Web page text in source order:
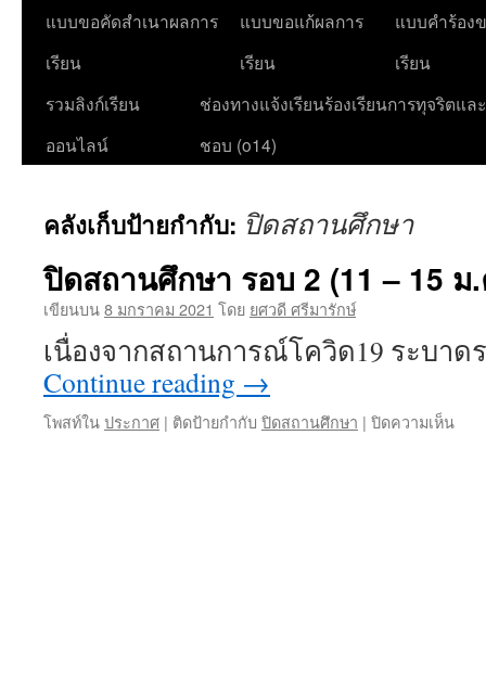
ยัง
เนื้อหา
แบบขอคัดสำเนาผลการ
เรียน
แบบขอแก้ผลการ
เรียน
แบบคำร้อง
เรียน
รวมลิงก์เรียน
ออนไลน์
ช่องทางแจ้งเรียนร้องเรียนการทุจริตแล
ชอบ (o14)
คลังเก็บป้ายกำกับ: ปิดสถานศึกษา
ปิดสถานศึกษา รอบ 2 (11 – 15 ม
เขียนบน8 มกราคม 2021 โดย ยศวดี ศรีมารักษ์
เนื่องจากสถานการณ์โควิด19 ระบา
Continue reading →
โพสท์ในประกาศ | ติดป้ายกำกับ ปิดสถานศึกษา | ปิดความเห็นบน